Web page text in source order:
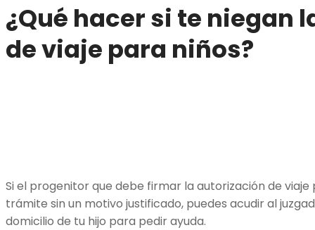
¿Qué hacer si te niegan
de viaje para niños?
Si el progenitor que debe firmar la autorización de
trámite sin un motivo justificado, puedes acudir al
domicilio de tu hijo para pedir ayuda.